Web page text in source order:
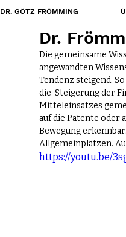
Dr.
Die gemeinsame
angewandten
Tendenz steigend.
die  Steigerung der
Mitteleinsatzes
auf die Patente oder
Bewegung
Allgemeinplätzen.
https://youtu.be/
DR. GÖTZ FRÖMMING